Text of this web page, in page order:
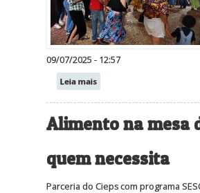
09/07/2025 - 12:57
Leia mais
Alimento na mesa
quem necessita
Parceria do Cieps com programa